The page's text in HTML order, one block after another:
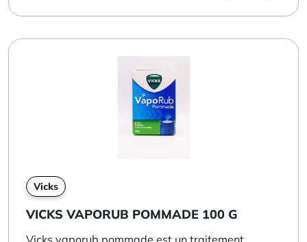
Vicks
VICKS VAPORUB POMMADE 100 G
Vicks vaporub pommade est un traitement